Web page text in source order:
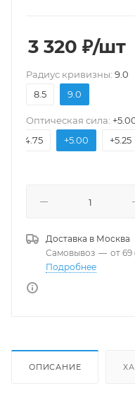
3 320 ₽/шт
Pадиус кривизны: 9.0
8.5
9.0
Оптическая сила:
+4.75
+5.00 +5.25
Доставка в Москва
Самовывоз — от 69
Подробнее
ОПИСАНИЕ